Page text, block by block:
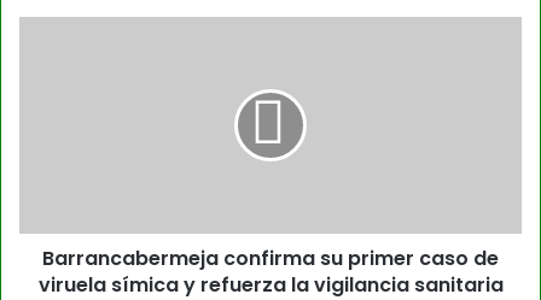
Barrancabermeja confirma su primer caso de
viruela símica y refuerza la vigilancia sanitaria